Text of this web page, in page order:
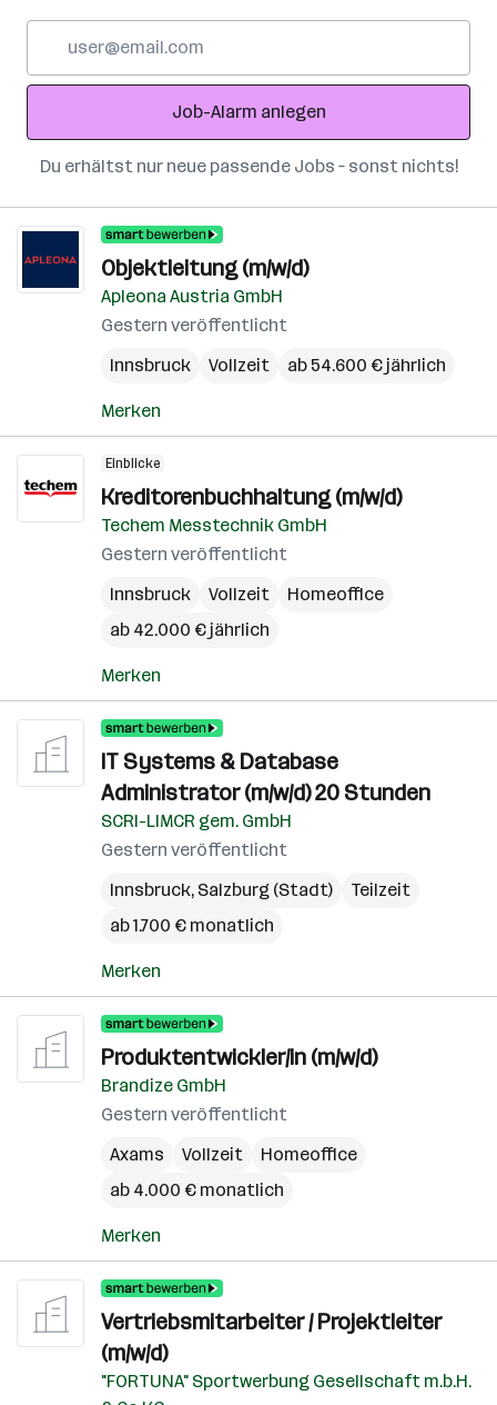
Adresse
Job-Alarm anlegen
Du erhältst nur neue passende Jobs – sonst nichts!
Objektleitung (m/w/d)
Apleona Austria GmbH
Gestern veröffentlicht
Innsbruck
Vollzeit ab 54.600 € jährlich
Merken
Einblicke
Kreditorenbuchhaltung (m/w/d)
Techem Messtechnik GmbH
Gestern veröffentlicht
Innsbruck
Vollzeit
Homeoffice
ab 42.000 € jährlich
Merken
IT Systems & Database
Administrator (m/w/d) 20 Stunden
SCRI-LIMCR gem. GmbH
Gestern veröffentlicht
Innsbruck, Salzburg (Stadt)
Teilzeit
ab 1.700 € monatlich
Merken
Produktentwickler/in (m/w/d)
Brandize GmbH
Gestern veröffentlicht
Axams
Vollzeit
Homeoffice
ab 4.000 € monatlich
Merken
Vertriebsmitarbeiter / Projektleiter
(m/w/d)
"FORTUNA" Sportwerbung Gesellschaft m.b.H.